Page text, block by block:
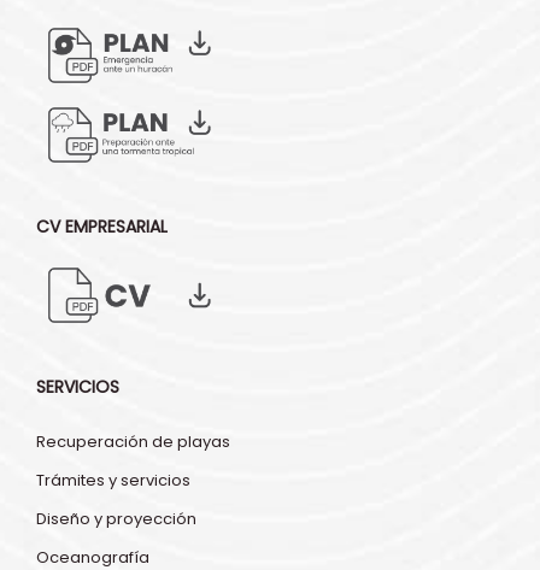
CV EMPRESARIAL
SERVICIOS
Recuperación de playas
Trámites y servicios
Diseño y proyección
Oceanografía